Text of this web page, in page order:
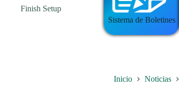
Finish Setup
Sistema de Boletines
Inicio Noticias